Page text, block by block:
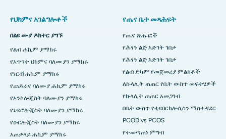
የህክምና አገልግሎቶች
በልዩ ሙያ ዶክተር ያግኙ
የልብ ሐኪም ያማክሩ
የአጥንት ህክምና ባለሙያን ያማክሩ
የነርቭ ሐኪም ያማክሩ
የጨጓራና ባለሙያ ሐኪም ያማክሩ
የኦንኮሎጂስት ባለሙያን ያማክሩ
የኔፍሮሎጂስት ባለሙያን ያማክሩ
የዑርሎጂስት ባለሙያን ያማክሩ
አጠቃላይ ሐኪም ያማክሩ
የጤና ቤተ መጻሕፍት
የጤና ጽሑፎች
የሕፃን ልጅ እድገት ገበታ
የሕፃን ልጅ እድገት ገበታ
የልብ ድካም የመጀመሪያ ምልክቶች
ለኩላሊት ጠጠር የቤት ውስጥ መፍትሄዎች
የኩላሊት ጠጠር አመጋገብ
በቤት ውስጥ የቲዩበርክሎሲስን ማስተዳደር
PCOD vs PCOS
የተመጣጠነ ምግብ